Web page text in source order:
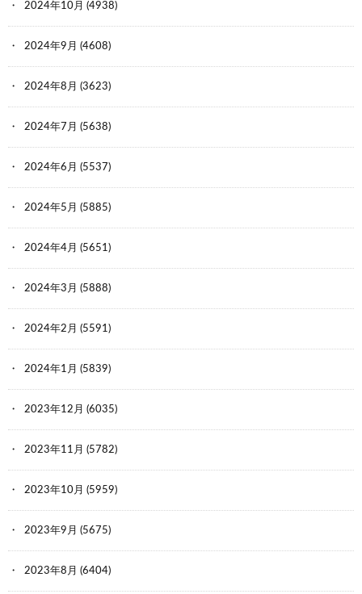
2024年10月 (4938)
2024年9月 (4608)
2024年8月 (3623)
2024年7月 (5638)
2024年6月 (5537)
2024年5月 (5885)
2024年4月 (5651)
2024年3月 (5888)
2024年2月 (5591)
2024年1月 (5839)
2023年12月 (6035)
2023年11月 (5782)
2023年10月 (5959)
2023年9月 (5675)
2023年8月 (6404)